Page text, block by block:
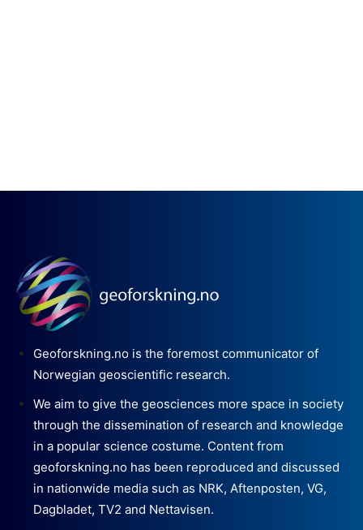
Geoforskning.no is the foremost communicator of
Norwegian geoscientific research.
We aim to give the geosciences more space in society
through the dissemination of research and knowledge
in a popular science costume. Content from
geoforskning.no has been reproduced and discussed
in nationwide media such as NRK, Aftenposten, VG,
Dagbladet, TV2 and Nettavisen.